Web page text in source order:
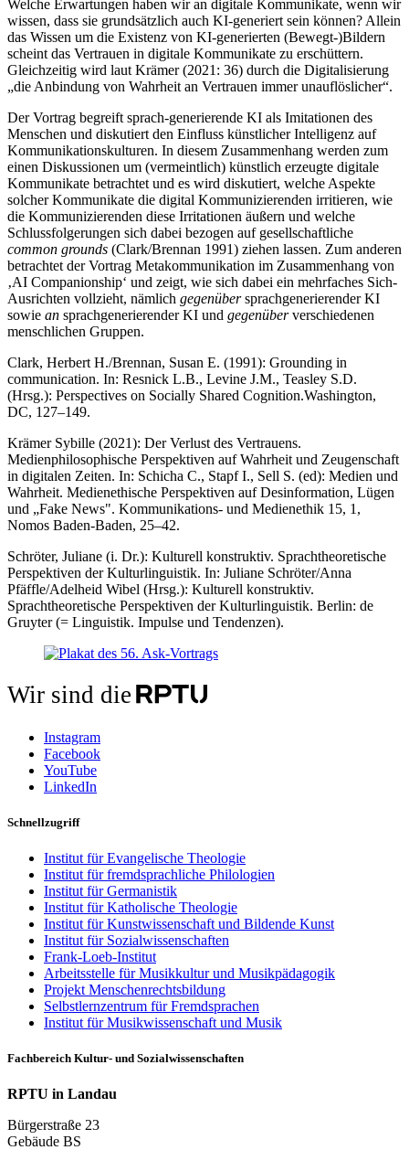
Welche Erwartungen haben wir an digitale Kommunikate, wenn wir
wissen, dass sie grundsätzlich auch KI-generiert sein können? Allein
das Wissen um die Existenz von KI-generierten (Bewegt-)Bildern
scheint das Vertrauen in digitale Kommunikate zu erschüttern.
Gleichzeitig wird laut Krämer (2021: 36) durch die Digitalisierung
„die Anbindung von Wahrheit an Vertrauen immer unauflöslicher“.
Der Vortrag begreift sprach-generierende KI als Imitationen des
Menschen und diskutiert den Einfluss künstlicher Intelligenz auf
Kommunikationskulturen. In diesem Zusammenhang werden zum
einen Diskussionen um (vermeintlich) künstlich erzeugte digitale
Kommunikate betrachtet und es wird diskutiert, welche Aspekte
solcher Kommunikate die digital Kommunizierenden irritieren, wie
die Kommunizierenden diese Irritationen äußern und welche
Schlussfolgerungen sich dabei bezogen auf gesellschaftliche
common grounds (Clark/Brennan 1991) ziehen lassen. Zum anderen
betrachtet der Vortrag Metakommunikation im Zusammenhang von
‚AI Companionship‘ und zeigt, wie sich dabei ein mehrfaches Sich-
Ausrichten vollzieht, nämlich gegenübersprachgenerierender KI
sowie an sprachgenerierender KI und gegenüberverschiedenen
menschlichen Gruppen.
Clark, Herbert H./Brennan, Susan E. (1991): Grounding in
communication. In: Resnick L.B., Levine J.M., Teasley S.D.
(Hrsg.): Perspectives on Socially Shared Cognition.Washington,
DC, 127–149.
Krämer Sybille (2021): Der Verlust des Vertrauens.
Medienphilosophische Perspektiven auf Wahrheit und Zeugenschaft
in digitalen Zeiten. In: Schicha C., Stapf I., Sell S. (ed): Medien und
Wahrheit. Medienethische Perspektiven auf Desinformation, Lügen
und „Fake News". Kommunikations- und Medienethik 15, 1,
Nomos Baden-Baden, 25–42.
Schröter, Juliane (i. Dr.): Kulturell konstruktiv. Sprachtheoretische
Perspektiven der Kulturlinguistik. In: Juliane Schröter/Anna
Pfäffle/Adelheid Wibel (Hrsg.): Kulturell konstruktiv.
Sprachtheoretische Perspektiven der Kulturlinguistik. Berlin: de
Gruyter (= Linguistik. Impulse und Tendenzen).
Wir sind die
Instagram
Facebook
YouTube
LinkedIn
Schnellzugriff
Institut für Evangelische Theologie
Institut für fremdsprachliche Philologien
Institut für Germanistik
Institut für Katholische Theologie
Institut für Kunstwissenschaft und Bildende Kunst
Institut für Sozialwissenschaften
Frank-Loeb-Institut
Arbeitsstelle für Musikkultur und Musikpädagogik
Projekt Menschenrechtsbildung
Selbstlernzentrum für Fremdsprachen
Institut für Musikwissenschaft und Musik
Fachbereich Kultur- und Sozialwissenschaften
RPTU in Landau
Bürgerstraße 23
Gebäude BS